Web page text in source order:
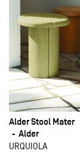
Alder Stool Mater
Alder
URQUIOLA